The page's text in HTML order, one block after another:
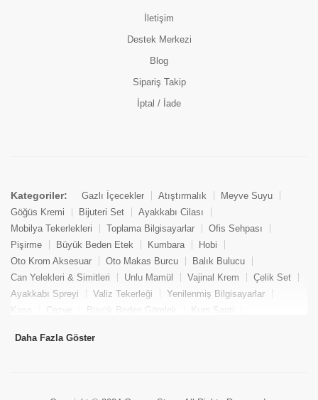
İletişim
Destek Merkezi
Blog
Sipariş Takip
İptal / İade
Kategoriler: Gazlı İçecekler Atıştırmalık
Meyve Suyu
Göğüs Kremi
Bijuteri Set
Ayakkabı Cilası
Mobilya Tekerlekleri
Toplama Bilgisayarlar
Ofis Sehpası
Pişirme
Büyük Beden Etek Kumbara
Hobi
Oto Krom Aksesuar
Oto Makas Burcu
Balık Bulucu
Can Yelekleri & Simitleri
Unlu Mamül Vajinal Krem
Çelik Set
Ayakkabı Spreyi
Valiz Tekerleği
Yenilenmiş Bilgisayarlar
Kasa
Cezve Büyük Beden Gömlek
Kum Saati
Tekne Bağlama & Demirleme
Daha Fazla Göster